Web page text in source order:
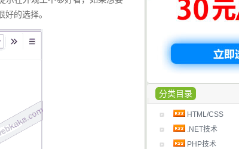
分类目录
HTML/CSS
.NET技术
PHP技术
的选择。